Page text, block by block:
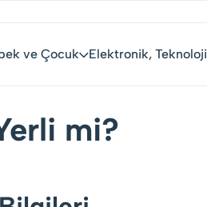
ve Çocuk Elektronik, Teknoloji
mi?